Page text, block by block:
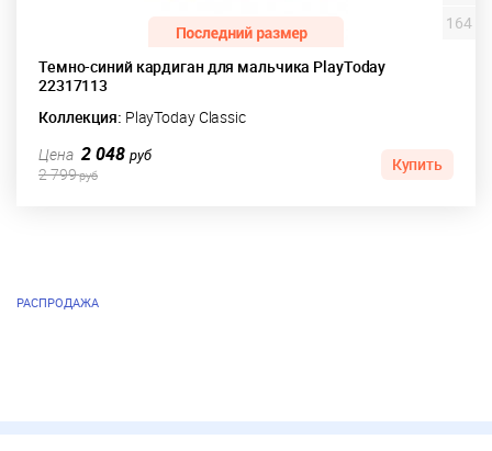
Темно-синий кардиган для мальчика PlayToday
22317113
Коллекция: PlayToday Classic
164
Цена 2 048 руб
2 799руб
Купить
РАСПРОДАЖА